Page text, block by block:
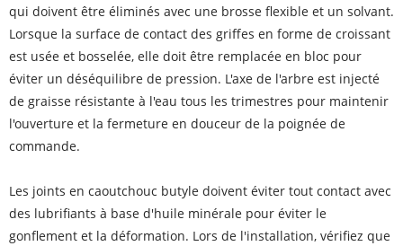
qui doivent être éliminés avec une brosse flexible et un solvant.
Lorsque la surface de contact des griffes en forme de croissant
est usée et bosselée, elle doit être remplacée en bloc pour
éviter un déséquilibre de pression. L'axe de l'arbre est injecté
de graisse résistante à l'eau tous les trimestres pour maintenir
l'ouverture et la fermeture en douceur de la poignée de
commande.
Les joints en caoutchouc butyle doivent éviter tout contact avec
des lubrifiants à base d'huile minérale pour éviter le
gonflement et la déformation. Lors de l'installation, vérifiez que